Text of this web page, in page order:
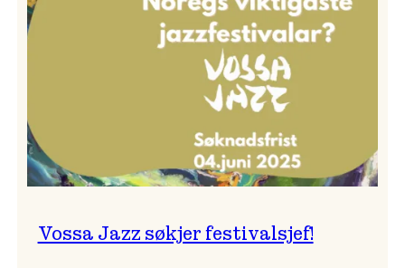
Vossa Jazz søkjer festivalsjef!